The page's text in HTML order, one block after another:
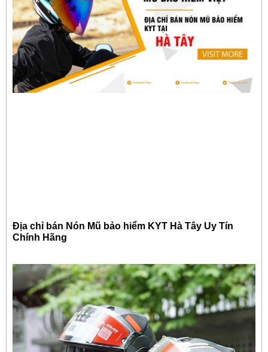
Địa chỉ bán Nón Mũ bảo hiểm KYT Hà Tây Uy Tín
Chính Hãng